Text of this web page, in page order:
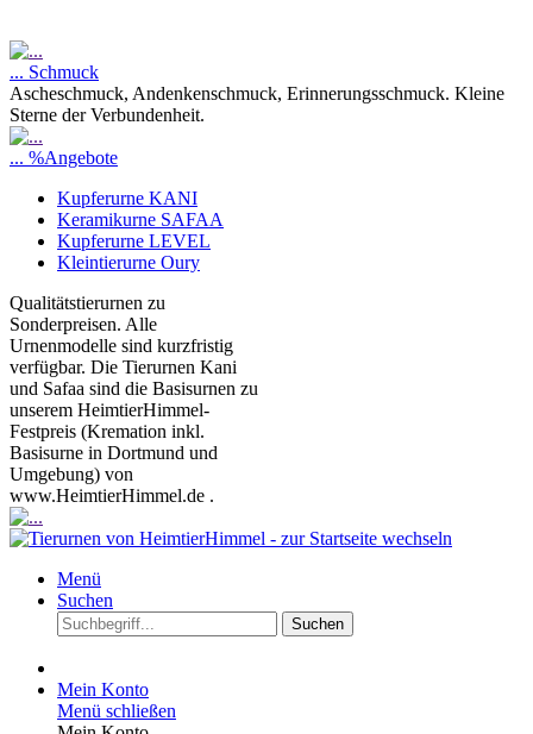
... Schmuck
Ascheschmuck, Andenkenschmuck, Erinnerungsschmuck. Kleine
Sterne der Verbundenheit.
... %Angebote
Kupferurne KANI
Keramikurne SAFAA
Kupferurne LEVEL
Kleintierurne Oury
Qualitätstierurnen zu
Sonderpreisen. Alle
Urnenmodelle sind kurzfristig
verfügbar. Die Tierurnen Kani
und Safaa sind die Basisurnen zu
unserem HeimtierHimmel-
Festpreis (Kremation inkl.
Basisurne in Dortmund und
Umgebung) von
www.HeimtierHimmel.de .
Menü
Suchen
Suchen
Mein Konto
Menü schließen